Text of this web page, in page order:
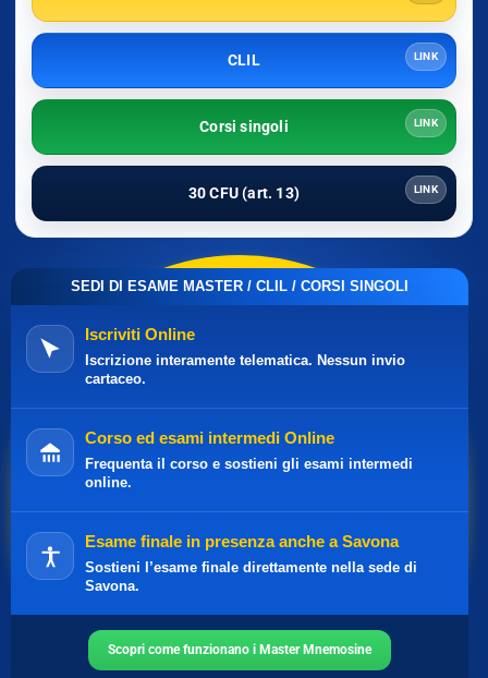
CLIL LINK
Corsi singoli LINK
30 CFU (art. 13) LINK
SEDI DI ESAME MASTER / CLIL / CORSI SINGOLI
Iscriviti Online
Iscrizione interamente telematica. Nessun invio
cartaceo.
Corso ed esami intermedi Online
Frequenta il corso e sostieni gli esami intermedi
online.
Esame finale in presenza anche a Savona
Sostieni l’esame finale direttamente nella sede di
Savona.
Scopri come funzionano i Master Mnemosine